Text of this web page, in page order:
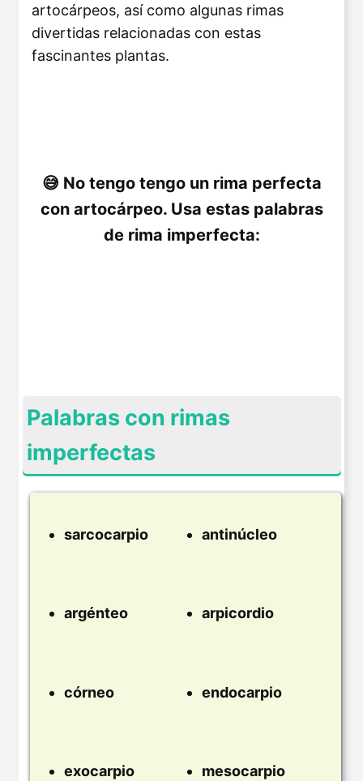
artocárpeos, así como algunas rimas
divertidas relacionadas con estas
fascinantes plantas.
No tengo tengo un rima perfecta
con artocárpeo. Usa estas palabras
de rima imperfecta:
Palabras con rimas
imperfectas
sarcocarpio antinúcleo
argénteo arpicordio
córneo endocarpio
exocarpio mesocarpio